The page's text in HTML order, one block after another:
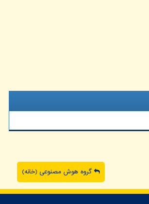
گروه هوش مصنوعی (خانه)